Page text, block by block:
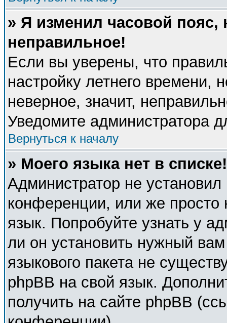
» Я изменил часовой пояс,
неправильное!
Если вы уверены, что
настройку летнего времени,
неверное, значит,
Уведомите администратора
Вернуться к началу
» Моего языка нет в списке!
Администратор не
конференции, или же просто
язык. Попробуйте узнать у
ли он установить нужный
языкового пакета не
phpBB на свой язык.
получить на сайте phpBB